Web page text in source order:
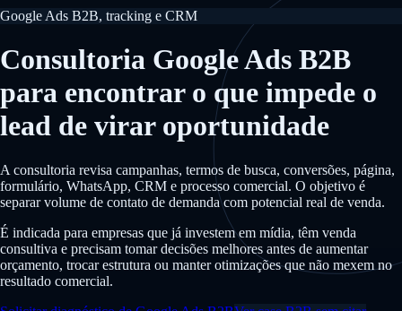
Google Ads B2B, tracking e CRM
Consultoria Google Ads B2B
para encontrar o que impede o
lead de virar oportunidade
A consultoria revisa campanhas, termos de busca, conversões, página,
formulário, WhatsApp, CRM e processo comercial. O objetivo é
separar volume de contato de demanda com potencial real de venda.
É indicada para empresas que já investem em mídia, têm venda
consultiva e precisam tomar decisões melhores antes de aumentar
orçamento, trocar estrutura ou manter otimizações que não mexem no
resultado comercial.